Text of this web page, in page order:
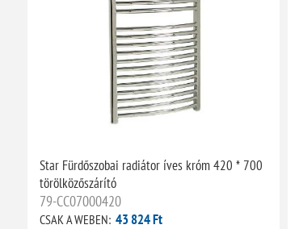
Star Fürdőszobai radiátor íves króm 420 * 700
törölközőszárító
79-CC07000420
CSAK A WEBEN: 43 824 Ft